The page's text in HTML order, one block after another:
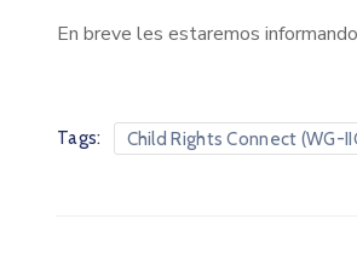
En breve les estaremos
Tags: Child Rights Connect (WG-